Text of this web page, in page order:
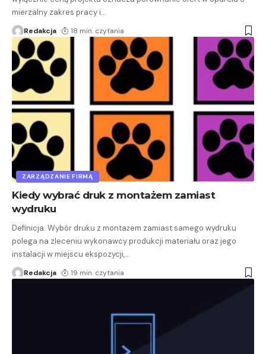
mierzalny zakres pracy i…
Redakcja 18 min. czytania
ZARZĄDZANIE FIRMĄ
Kiedy wybrać druk z montażem zamiast
wydruku
Definicja: Wybór druku z montażem zamiast samego wydruku
polega na zleceniu wykonawcy produkcji materiału oraz jego
instalacji w miejscu ekspozycji,…
Redakcja 19 min. czytania